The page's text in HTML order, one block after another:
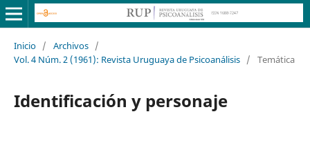
Inicio / Archivos /
Vol. 4 Núm. 2 (1961): Revista Uruguaya de Psicoanálisis / Temática
Identificación y personaje